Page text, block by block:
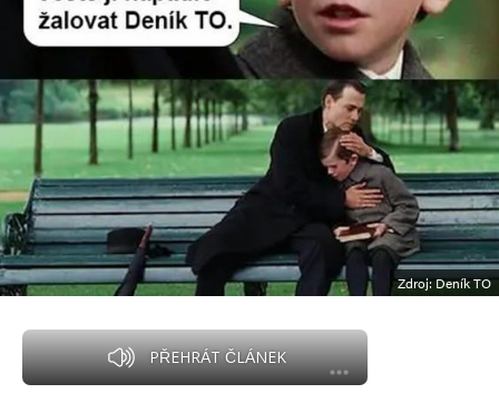
Zdroj: Deník TO
PŘEHRÁT ČLÁNEK